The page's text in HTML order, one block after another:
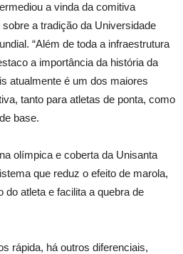
a vinda da comitiva
a tradição da Universidade
“Além de toda a infraestrutura
a importância da história da
atualmente é um dos maiores
tanto para atletas de ponta, como
base.
olímpica e coberta da Unisanta
que reduz o efeito de marola,
do atleta e facilita a quebra de
rápida, há outros diferenciais,